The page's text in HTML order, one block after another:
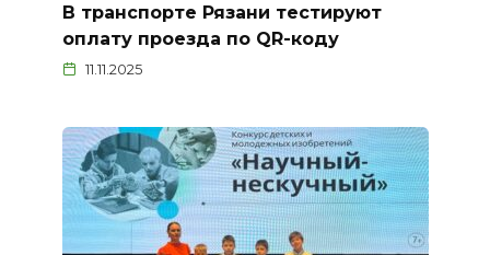
В транспорте Рязани тестируют
оплату проезда по QR-коду
11.11.2025